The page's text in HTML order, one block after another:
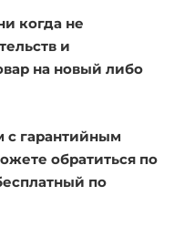
когда не
и
на новый либо
с гарантийным
обратиться по
по